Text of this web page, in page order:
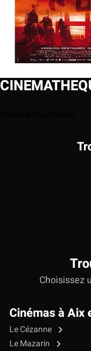
Choisissez
Cinémas à Aix
Le Cézanne
Le Mazarin